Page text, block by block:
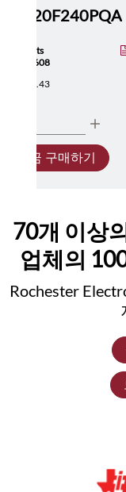
보유: 5,608
US$137.43
지금 구매하기
70개 이상
업체의
Rochester